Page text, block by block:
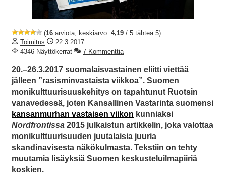
(16 arviota, keskiarvo: 4,19 / 5 tähteä 5)
Toimitus
22.3.2017
4346 Näyttökerrat
7 Kommenttia
20.–26.3.2017 suomalaisvastainen eliitti viettää
jälleen ”rasisminvastaista viikkoa”. Suomen
monikulttuurisuuskehitys on tapahtunut Ruotsin
vanavedessä, joten Kansallinen Vastarinta suomensi
kansanmurhan vastaisen viikon kunniaksi
Nordfrontissa 2015 julkaistun artikkelin, joka valottaa
monikulttuurisuuden juutalaisia juuria
skandinavisesta näkökulmasta. Tekstiin on tehty
muutamia lisäyksiä Suomen keskusteluilmapiiriä
koskien.